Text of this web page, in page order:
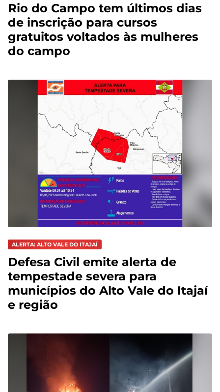
Rio do Campo tem últimos dias
de inscrição para cursos
gratuitos voltados às mulheres
do campo
ALERTA: ALTO VALE DO ITAJAÍ
Defesa Civil emite alerta de
tempestade severa para
municípios do Alto Vale do Itajaí
e região